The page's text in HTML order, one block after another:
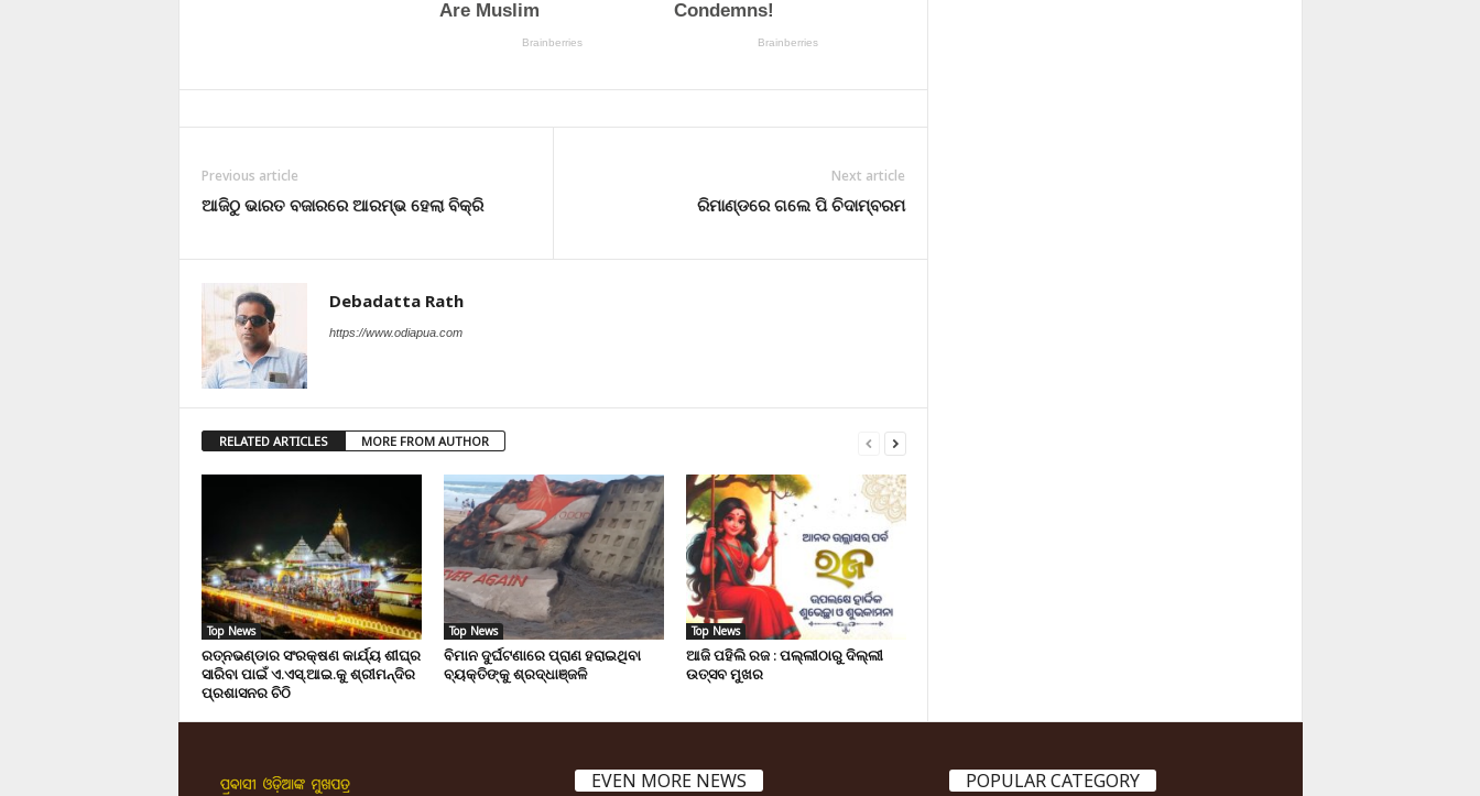
Previous article
ଆଜିଠୁ ଭାରତ ବଜାରରେ ଆରମ୍ଭ ହେଲା ବିକ୍ରି
Next article
ରିମାଣ୍ଡରେ ଗଲେ ପି ଚିଦାମ୍ବରମ
Debadatta Rath
https://www.odiapua.com
RELATED ARTICLES MORE FROM AUTHOR
Top News
ରତ୍ନଭଣ୍ଡାର ସଂରକ୍ଷଣ କାର୍ଯ୍ୟ ଶୀଘ୍ର
ସାରିବା ପାଇଁ ଏ.ଏସ୍.ଆଇ.କୁ ଶ୍ରୀମନ୍ଦିର
ପ୍ରଶାସନର ଚିଠି
Top News
ବିମାନ ଦୁର୍ଘଟଣାରେ ପ୍ରାଣ ହରାଇଥିବା
ବ୍ୟକ୍ତିଙ୍କୁ ଶ୍ରଦ୍ଧାଞ୍ଜଳି
Top News
ଆଜି ପହିଲି ରଜ : ପଲ୍ଲୀଠାରୁ ଦିଲ୍ଲୀ
ଉତ୍ସବ ମୁଖର
EVEN MORE NEWS POPULAR CATEGORY